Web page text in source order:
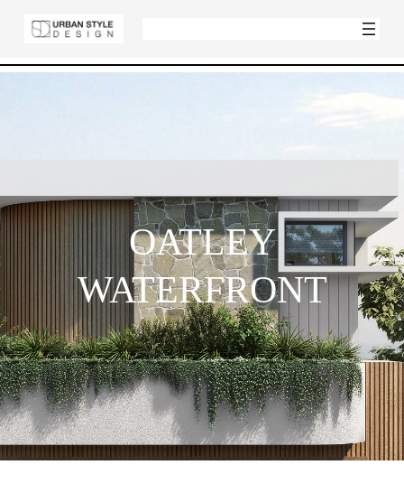
OATLEY
WATERFRONT